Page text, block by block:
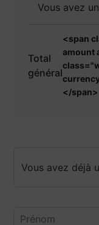
Vous avez
Total
général
<span
amount
</span>
Vous avez déjà